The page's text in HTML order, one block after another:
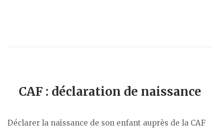
CAF : déclaration de naissance
Déclarer la naissance de son enfant auprès de la CAF